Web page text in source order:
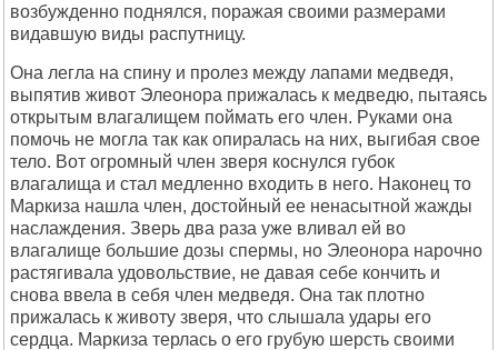
возбужденно поднялся, поражая своими размерами
видавшую виды распутницу.
Она легла на спину и пролез между лапами медведя,
выпятив живот Элеонора прижалась к медведю, пытаясь
открытым влагалищем поймать его член. Руками она
помочь не могла так как опиралась на них, выгибая свое
тело. Вот огромный член зверя коснулся губок
влагалища и стал медленно входить в него. Наконец то
Маркиза нашла член, достойный ее ненасытной жажды
наслаждения. Зверь два раза уже вливал ей во
влагалище большие дозы спермы, но Элеонора нарочно
растягивала удовольствие, не давая себе кончить и
снова ввела в себя член медведя. Она так плотно
прижалась к животу зверя, что слышала удары его
сердца. Маркиза терлась о его грубую шерсть своими